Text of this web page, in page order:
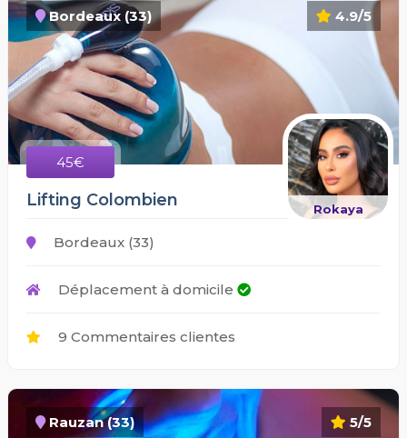
4.9/5
Bordeaux (33)
45€
Rokaya
Lifting Colombien
Bordeaux (33)
Déplacement à domicile
9 Commentaires clientes
5/5
Rauzan (33)